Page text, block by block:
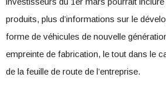
produits, plus d’informations sur le
forme de véhicules de nouvelle
empreinte de fabrication, le tout dans le
de la feuille de route de l’entreprise.